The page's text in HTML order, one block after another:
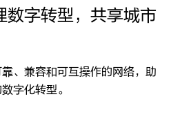
数字转型，共享城市
、兼容和可互操作的网络，助
字化转型。